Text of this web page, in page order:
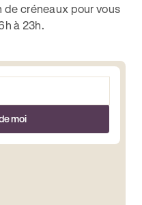
de créneaux pour vous
à 23h.
moi